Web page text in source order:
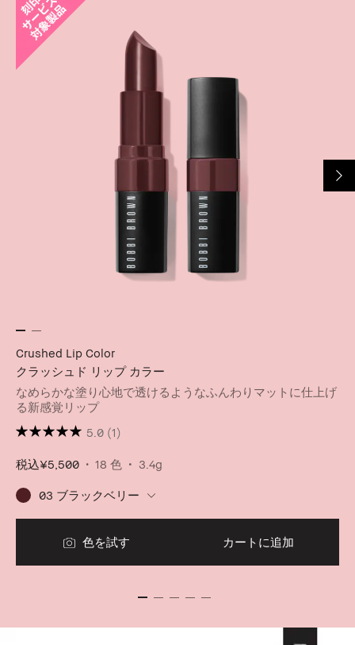
Crushed Lip Color
クラッシュド リップ カラー
なめらかな塗り心地で透けるようなふんわりマットに仕上げ
る新感覚リップ
5.0 (1)
税込¥5,500 18 色 3.4g
03 ブラックベリー
色を試す カートに追加